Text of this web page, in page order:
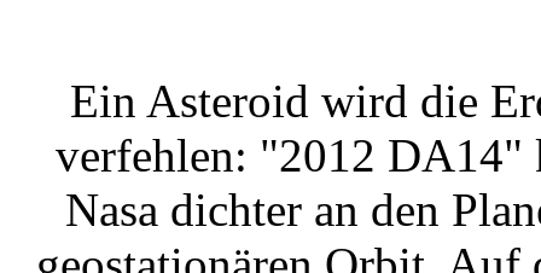
Ein Asteroid wird die
verfehlen: "2012 DA14"
Nasa dichter an den